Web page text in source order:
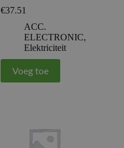
€37.51
ACC.
ELECTRONIC,
Elektriciteit
Voeg toe